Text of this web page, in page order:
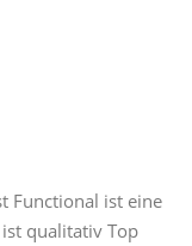
Functional ist eine
qualitativ Top